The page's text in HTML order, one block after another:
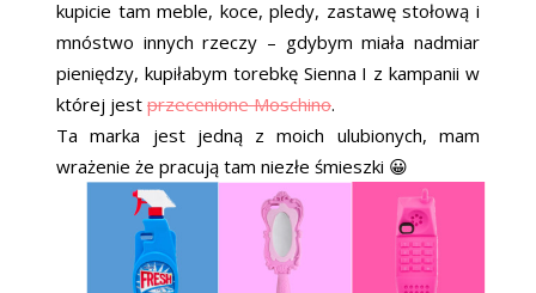
kupicie tam meble, koce, pledy, zastawę stołową i
mnóstwo innych rzeczy – gdybym miała nadmiar
pieniędzy, kupiłabym torebkę Sienna I z kampanii w
której jest przecenione Moschino.
Ta marka jest jedną z moich ulubionych, mam
wrażenie że pracują tam niezłe śmieszki 😀